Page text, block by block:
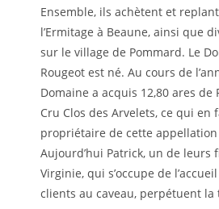
Ensemble, ils achètent et
l’Ermitage à Beaune, ainsi que
sur le village de Pommard. Le
Rougeot est né. Au cours de
Domaine a acquis 12,80 ares de
Cru Clos des Arvelets, ce qui en
propriétaire de cette appellation
Aujourd’hui Patrick, un de leurs
Virginie, qui s’occupe de
clients au caveau, perpétuent